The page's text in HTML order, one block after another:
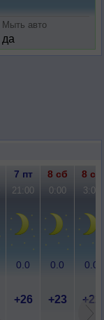
Мыть авто
да
7 пт 8 сб 8 сб
21:00 0:00 3:00
0.0 0.0 0.0
+26 +23 +22